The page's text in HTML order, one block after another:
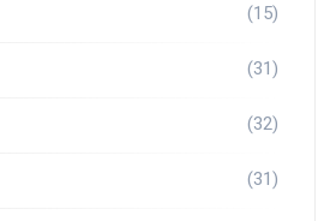
(15)
(31)
(32)
(31)